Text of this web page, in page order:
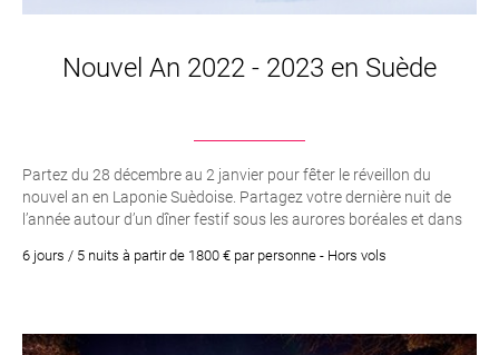
Nouvel An 2022 - 2023 en Suède
Partez du 28 décembre au 2 janvier pour fêter le réveillon du
nouvel an en Laponie Suèdoise. Partagez votre dernière nuit de
l’année autour d’un dîner festif sous les aurores boréales et dans
6 jours / 5 nuits à partir de 1800 € par personne - Hors vols